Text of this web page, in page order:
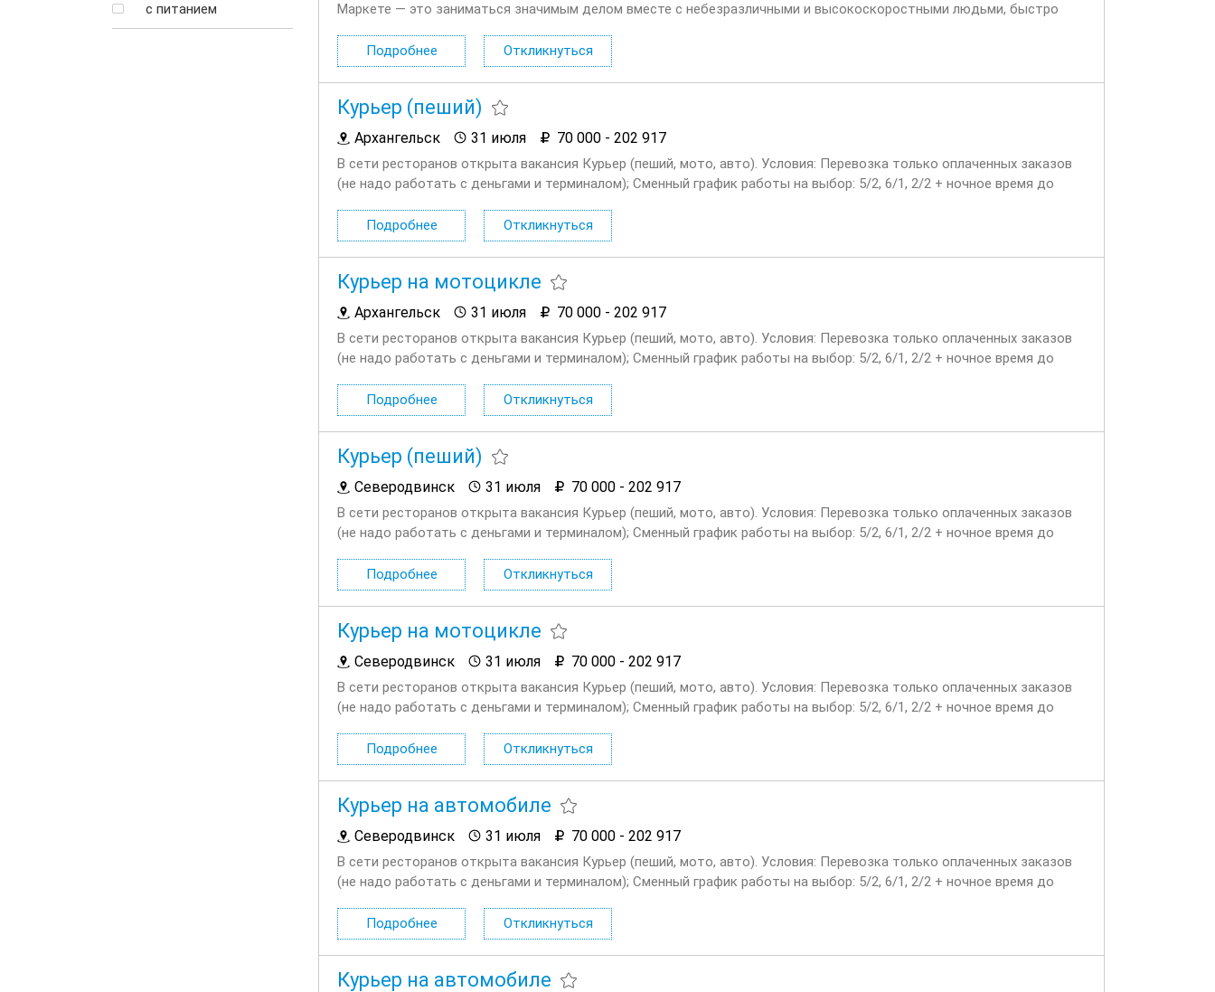
с питанием
Маркете — это заниматься значимым делом вместе с небезразличными и высокоскоростными людьми, быстро
Подробнее
Откликнуться
Курьер (пеший)
Архангельск 31 июля 70 000 - 202 917
В сети ресторанов открыта вакансия Курьер (пеший, мото, авто). Условия: Перевозка только оплаченных заказов
(не надо работать с деньгами и терминалом); Сменный график работы на выбор: 5/2, 6/1, 2/2 + ночное время до
Подробнее
Откликнуться
Курьер на мотоцикле
Архангельск 31 июля 70 000 - 202 917
В сети ресторанов открыта вакансия Курьер (пеший, мото, авто). Условия: Перевозка только оплаченных заказов
(не надо работать с деньгами и терминалом); Сменный график работы на выбор: 5/2, 6/1, 2/2 + ночное время до
Подробнее
Откликнуться
Курьер (пеший)
Северодвинск 31 июля 70 000 - 202 917
В сети ресторанов открыта вакансия Курьер (пеший, мото, авто). Условия: Перевозка только оплаченных заказов
(не надо работать с деньгами и терминалом); Сменный график работы на выбор: 5/2, 6/1, 2/2 + ночное время до
Подробнее
Откликнуться
Курьер на мотоцикле
Северодвинск 31 июля 70 000 - 202 917
В сети ресторанов открыта вакансия Курьер (пеший, мото, авто). Условия: Перевозка только оплаченных заказов
(не надо работать с деньгами и терминалом); Сменный график работы на выбор: 5/2, 6/1, 2/2 + ночное время до
Подробнее
Откликнуться
Курьер на автомобиле
Северодвинск 31 июля 70 000 - 202 917
В сети ресторанов открыта вакансия Курьер (пеший, мото, авто). Условия: Перевозка только оплаченных заказов
(не надо работать с деньгами и терминалом); Сменный график работы на выбор: 5/2, 6/1, 2/2 + ночное время до
Подробнее
Откликнуться
Курьер на автомобиле